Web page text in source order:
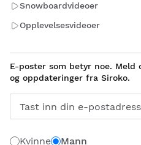
Snowboardvideoer
Opplevelsesvideoer
E-poster som betyr noe.
og oppdateringer fra Siroko.
Tast inn din e-
Kvinne Mann